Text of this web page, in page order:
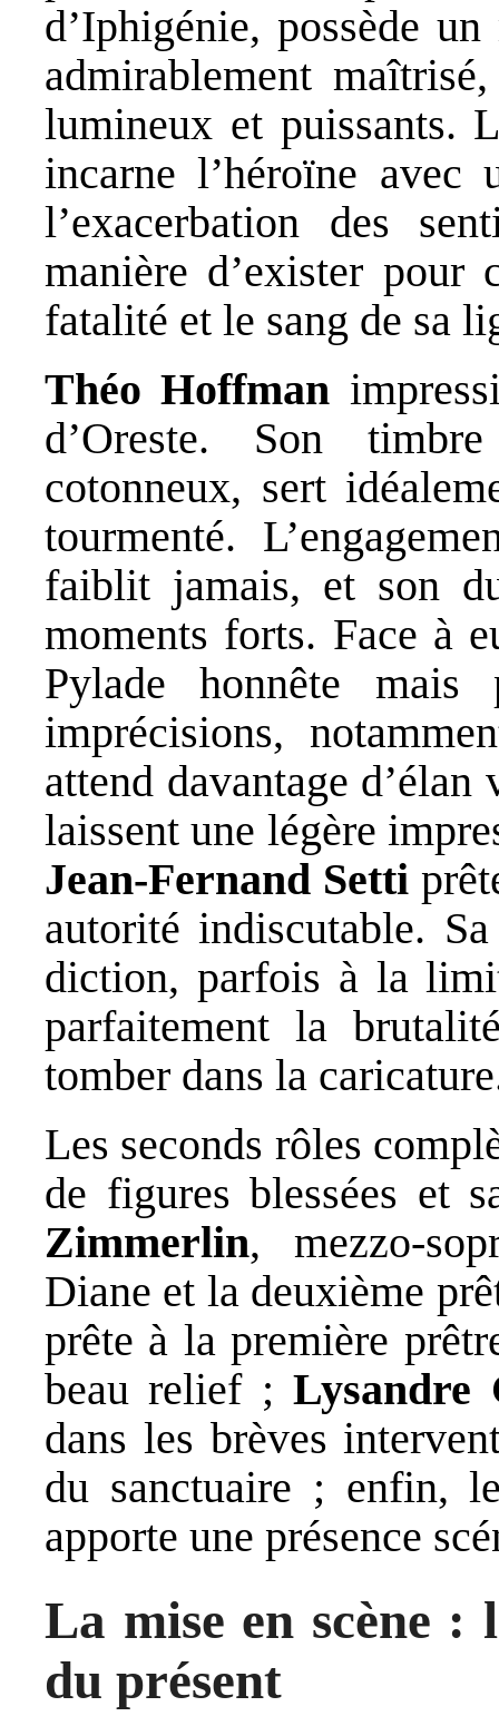
d’Iphigénie, possède
admirablement
lumineux et puissants.
incarne l’héroïne
l’exacerbation des
manière d’exister pour
fatalité et le sang de sa
Théo Hoffman
d’Oreste. Son
cotonneux, sert
tourmenté.
faiblit jamais, et son
moments forts. Face à
Pylade honnête mais
imprécisions,
attend davantage
laissent une légère
Jean-Fernand Setti
autorité indiscutable.
diction, parfois à la
parfaitement la
tomber dans la
Les seconds rôles
de figures blessées et
Zimmerlin, mezzo-
Diane et la deuxième
prête à la première
beau relief ;Lysandre
dans les brèves
du sanctuaire ; enfin,
apporte une présence
La mise en scène :
du présent